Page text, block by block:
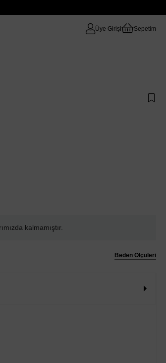
Üye Girişi Sepetim
kalmamıştır.
Beden Ölçüleri